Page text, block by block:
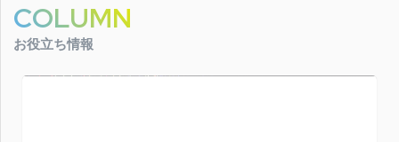
COLUMN
お役立ち情報